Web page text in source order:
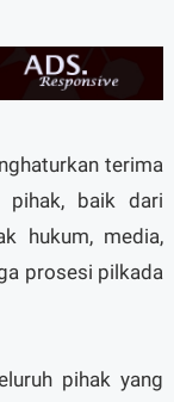
terima
pihak, baik dari
hukum, media,
prosesi pilkada
pihak yang